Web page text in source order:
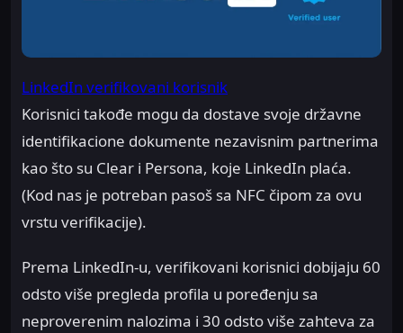
LinkedIn verifikovani korisnik
Korisnici takođe mogu da dostave svoje državne
identifikacione dokumente nezavisnim partnerima
kao što su Clear i Persona, koje LinkedIn plaća.
(Kod nas je potreban pasoš sa NFC čipom za ovu
vrstu verifikacije).
Prema LinkedIn-u, verifikovani korisnici dobijaju 60
odsto više pregleda profila u poređenju sa
neproverenim nalozima i 30 odsto više zahteva za